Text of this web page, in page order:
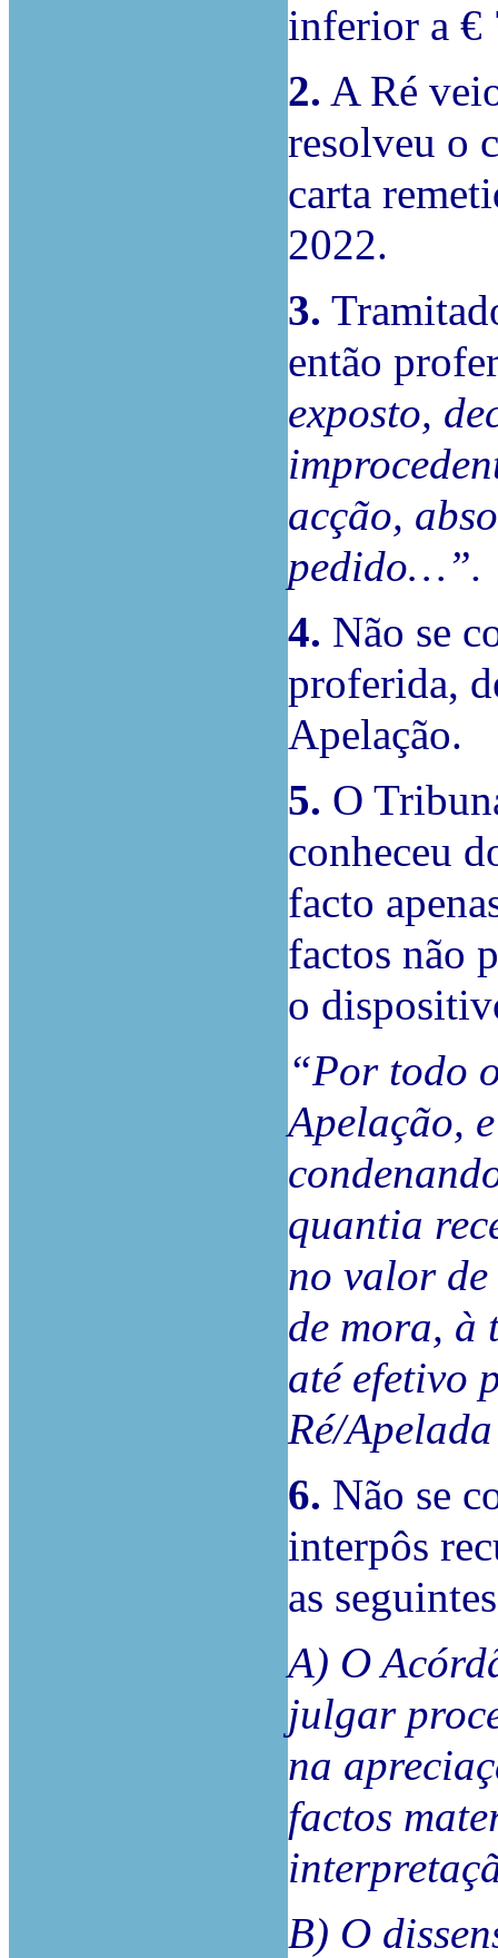
inferior a €
2. A Ré
resolveu o
carta
2022.
3.
então
exposto,
acção,
pedido…”.
4. Não se
proferida,
Apelação.
5. O
conheceu
facto
factos não
o
“Por todo
Apelação,
quantia
no valor
de mora, à
até efetivo
Ré/
6. Não se
interpôs
as
A) O
julgar
na
factos
B) O